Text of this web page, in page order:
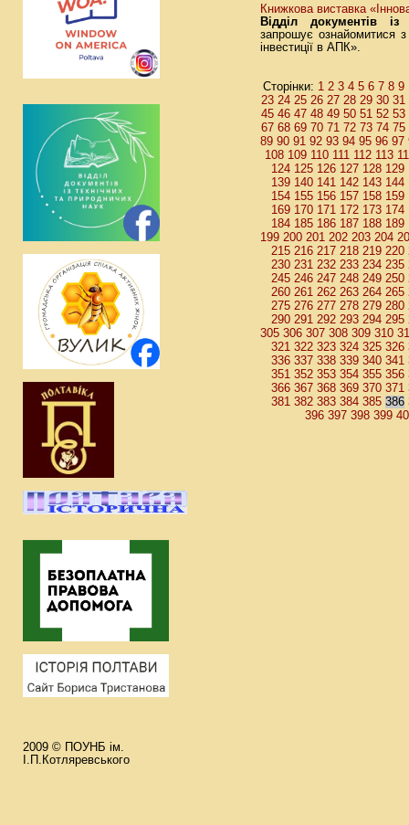
Книжкова виставка
Відділ документів
запрошує ознайомитися з
інвестиції в АПК».
Сторінки: 1 2 3 4 5 6 7 8 9
23 24 25 26 27 28 29 30 31
45 46 47 48 49 50 51 52 53
67 68 69 70 71 72 73 74 75
89 90 91 92 93 94 95 96 97
108 109 110 111 112 113
124 125 126 127 128 129
139 140 141 142 143 144
154 155 156 157 158 159
169 170 171 172 173 174
184 185 186 187 188 189
199 200 201 202 203 204
215 216 217 218 219 220
230 231 232 233 234 235
245 246 247 248 249 250
260 261 262 263 264 265
275 276 277 278 279 280
290 291 292 293 294 295
305 306 307 308 309 310
321 322 323 324 325 326
336 337 338 339 340 341
351 352 353 354 355 356
366 367 368 369 370 371
381 382 383 384 385 386
396 397 398 399
2009 © ПОУНБ ім.
І.П.Котляревського